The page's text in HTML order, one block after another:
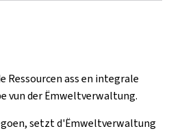
Ressourcen ass en integrale
vun der Ëmweltverwaltung.
setzt d'Ëmweltverwaltung